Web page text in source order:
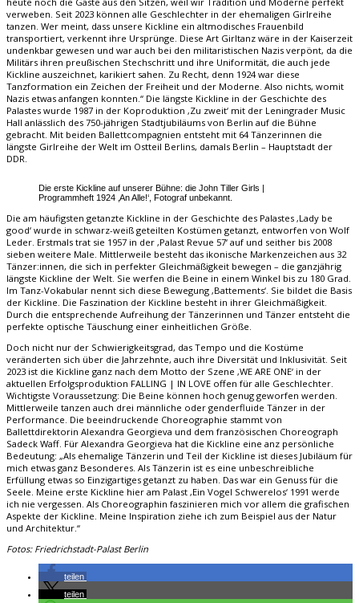
verweben. Seit 2023 können alle Geschlechter in der ehemaligen Girlreihe
tanzen. Wer meint, dass unsere Kickline ein altmodisches Frauenbild
transportiert, verkennt ihre Ursprünge. Diese Art Girltanz wäre in der Kaiserzeit
undenkbar gewesen und war auch bei den militaristischen Nazis verpönt, da die
Militärs ihren preußischen Stechschritt und ihre Uniformität, die auch jede
Kickline auszeichnet, karikiert sahen. Zu Recht, denn 1924 war diese
Tanzformation ein Zeichen der Freiheit und der Moderne. Also nichts, womit
Nazis etwas anfangen konnten.“ Die längste Kickline in der Geschichte des
Palastes wurde 1987 in der Koproduktion ‚Zu zweit‘ mit der Leningrader Music
Hall anlässlich des 750-jährigen Stadtjubiläums von Berlin auf die Bühne
gebracht. Mit beiden Ballettcompagnien entsteht mit 64 Tänzerinnen die
längste Girlreihe der Welt im Ostteil Berlins, damals Berlin – Hauptstadt der
DDR.
Die erste Kickline auf unserer Bühne: die John Tiller Girls |
Programmheft 1924 ‚An Alle!‘, Fotograf unbekannt.
Die am häufigsten getanzte Kickline in der Geschichte des Palastes ‚Lady be
good‘ wurde in schwarz-weiß geteilten Kostümen getanzt, entworfen von Wolf
Leder. Erstmals trat sie 1957 in der ‚Palast Revue 57‘ auf und seither bis 2008
sieben weitere Male. Mittlerweile besteht das ikonische Markenzeichen aus 32
Tänzer:innen, die sich in perfekter Gleichmäßigkeit bewegen – die ganzjährig
längste Kickline der Welt. Sie werfen die Beine in einem Winkel bis zu 180 Grad.
Im Tanz-Vokabular nennt sich diese Bewegung ‚Battements‘. Sie bildet die Basis
der Kickline. Die Faszination der Kickline besteht in ihrer Gleichmäßigkeit.
Durch die entsprechende Aufreihung der Tänzerinnen und Tänzer entsteht die
perfekte optische Täuschung einer einheitlichen Größe.
Doch nicht nur der Schwierigkeitsgrad, das Tempo und die Kostüme
veränderten sich über die Jahrzehnte, auch ihre Diversität und Inklusivität. Seit
2023 ist die Kickline ganz nach dem Motto der Szene ‚WE ARE ONE‘ in der
aktuellen Erfolgsproduktion FALLING | IN LOVE offen für alle Geschlechter.
Wichtigste Voraussetzung: Die Beine können hoch genug geworfen werden.
Mittlerweile tanzen auch drei männliche oder genderfluide Tänzer in der
Performance. Die beeindruckende Choreographie stammt von
Ballettdirektorin Alexandra Georgieva und dem französischen Choreograph
Sadeck Waff. Für Alexandra Georgieva hat die Kickline eine anz persönliche
Bedeutung: „Als ehemalige Tänzerin und Teil der Kickline ist dieses Jubiläum für
mich etwas ganz Besonderes. Als Tänzerin ist es eine unbeschreibliche
Erfüllung etwas so Einzigartiges getanzt zu haben. Das war ein Genuss für die
Seele. Meine erste Kickline hier am Palast ‚Ein Vogel Schwerelos‘ 1991 werde
ich nie vergessen. Als Choreographin faszinieren mich vor allem die grafischen
Aspekte der Kickline. Meine Inspiration ziehe ich zum Beispiel aus der Natur
und Architektur.“
Fotos: Friedrichstadt-Palast Berlin
teilen
teilen